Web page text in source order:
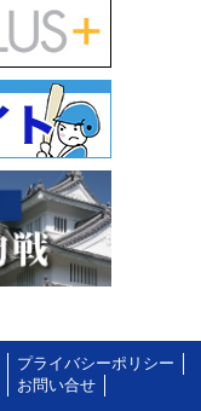
プライバシーポリシー
お問い合せ